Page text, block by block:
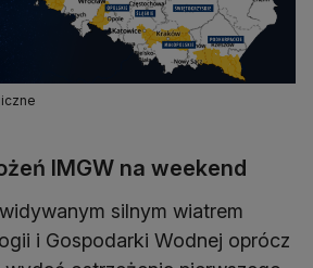
IMGW na weekend
silnym wiatrem
i Gospodarki Wodnej oprócz